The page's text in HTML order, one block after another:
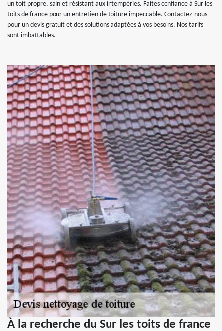
un toit propre, sain et résistant aux intempéries. Faites confiance à Sur les
toits de france pour un entretien de toiture impeccable. Contactez-nous
pour un devis gratuit et des solutions adaptées à vos besoins. Nos tarifs
sont imbattables.
À la recherche du Sur les toits de france